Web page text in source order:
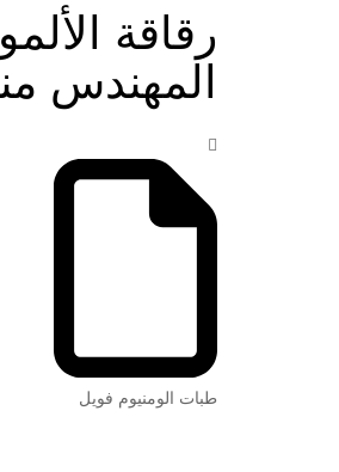
رقاقة
المهندس
طبات الومنيوم فويل